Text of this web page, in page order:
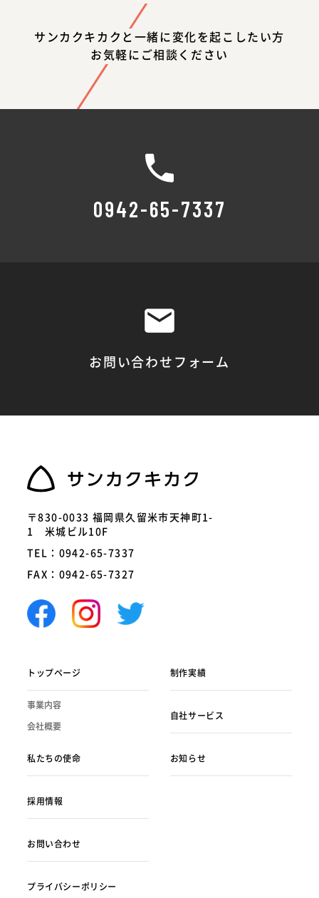
サンカクキカクと一緒に変化を起こしたい方
お気軽にご相談ください
0942-65-7337
お問い合わせフォーム
〒830-0033 福岡県久留米市天神町1-
1 米城ビル10F
TEL：0942-65-7337
FAX：0942-65-7327
トップページ
事業内容
会社概要
私たちの使命
制作実績
自社サービス
お知らせ
採用情報
お問い合わせ
プライバシーポリシー